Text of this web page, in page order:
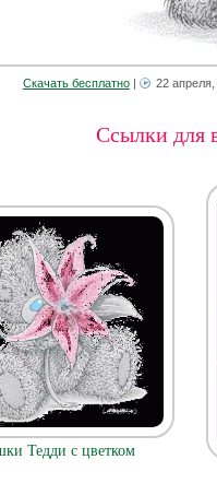
Скачать бесплатно| 22
Ссылки для
Тедди с цветком